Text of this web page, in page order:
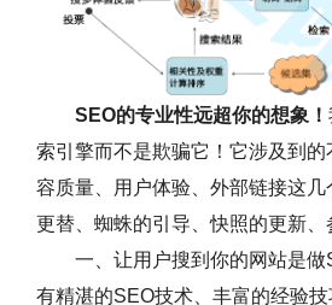
SEO的专业性远超你的想象！
索引擎而不是欺骗它！它涉及到
容质量、用户体验、外部链接这
更替、蜘蛛的引导、快照的更新、
一、让用户搜到你的网站是做
有精湛的SEO技术、丰富的经验